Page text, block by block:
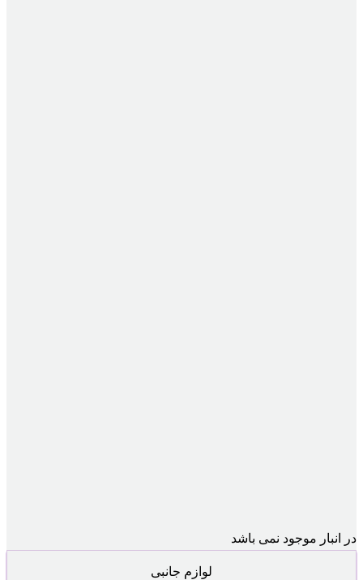
در انبار موجود نمی باشد
لوازم جانبی